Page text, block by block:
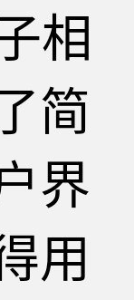
相
简
界
用